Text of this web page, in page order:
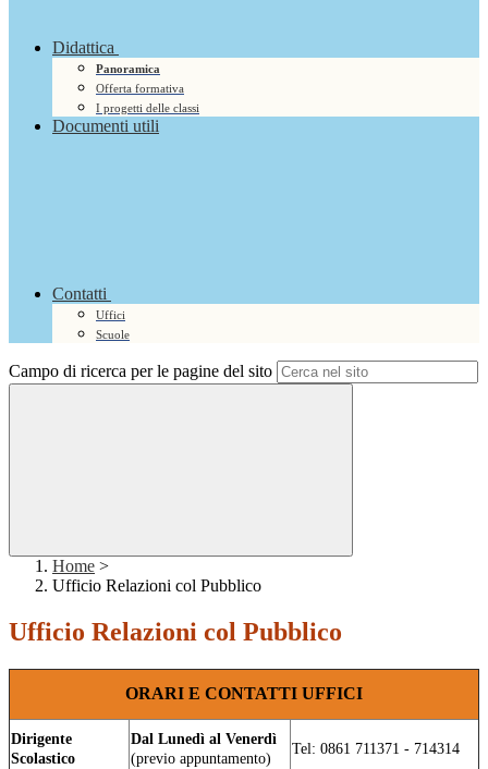
Didattica
Panoramica
Offerta formativa
I progetti delle classi
Documenti utili
Contatti
Uffici
Scuole
Campo di ricerca per le pagine del sito
Home >
Ufficio Relazioni col Pubblico
Ufficio Relazioni col Pubblico
ORARI E CONTATTI UFFICI
Dirigente
Scolastico
Dal Lunedì al Venerdì
(previo appuntamento)
Tel: 0861 711371 - 714314